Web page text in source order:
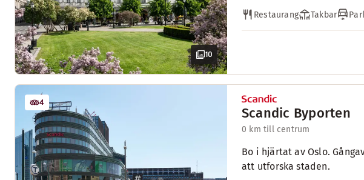
10
Restaurang Takbar
4
Scandic Byporten
0 km till centrum
Bo i hjärtat av Oslo.
att utforska staden.